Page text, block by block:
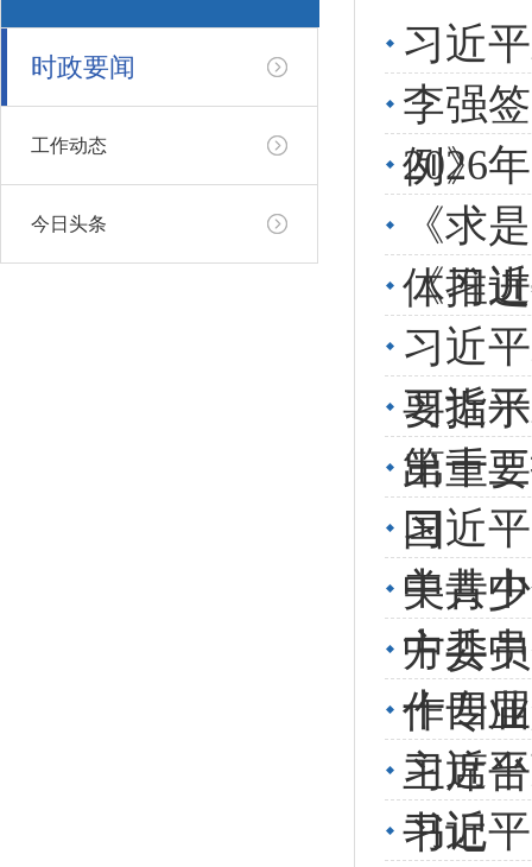
时政要闻
工作动态
今日头条
习近
李强
例》
2026
《求
体推
《习
习近
要指示
习近
出重
第十
国
习近
美青
中共
方委
中共
作专
十四
主席
习近
书记
习近